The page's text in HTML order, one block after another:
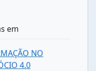
em
NO
4.0